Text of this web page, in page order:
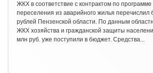
ЖКХ в соответствие с контрактом по программе
переселения из аварийного жилья перечислил
рублей Пензенской области. По данным
ЖКХ хозяйства и гражданской защиты
млн руб. уже поступили в бюджет. Средства...